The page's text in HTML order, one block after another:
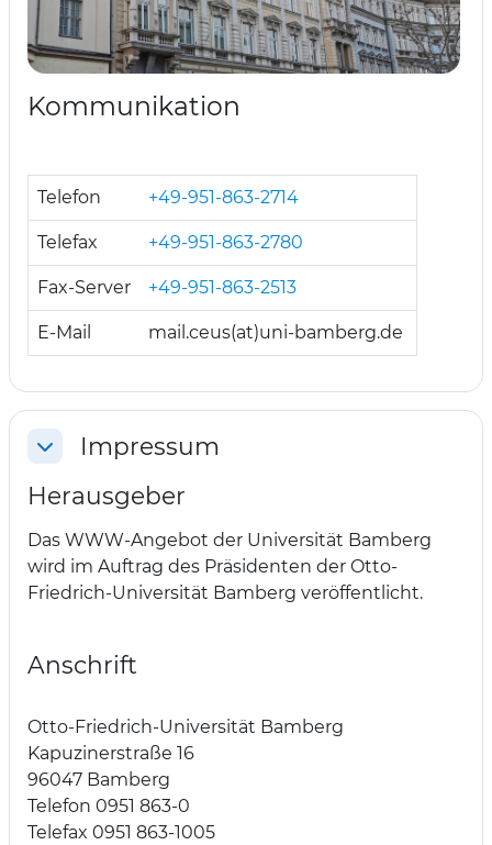
Kommunikation
Telefon +49-951-863-2714
Telefax +49-951-863-2780
Fax-Server +49-951-863-2513
E-Mail mail.ceus(at)uni-bamberg.de
Einklappen
Impressum
Herausgeber
Das WWW-Angebot der Universität Bamberg
wird im Auftrag des Präsidenten der Otto-
Friedrich-Universität Bamberg veröffentlicht.
Anschrift
Otto-Friedrich-Universität Bamberg
Kapuzinerstraße 16
96047 Bamberg
Telefon 0951 863-0
Telefax 0951 863-1005